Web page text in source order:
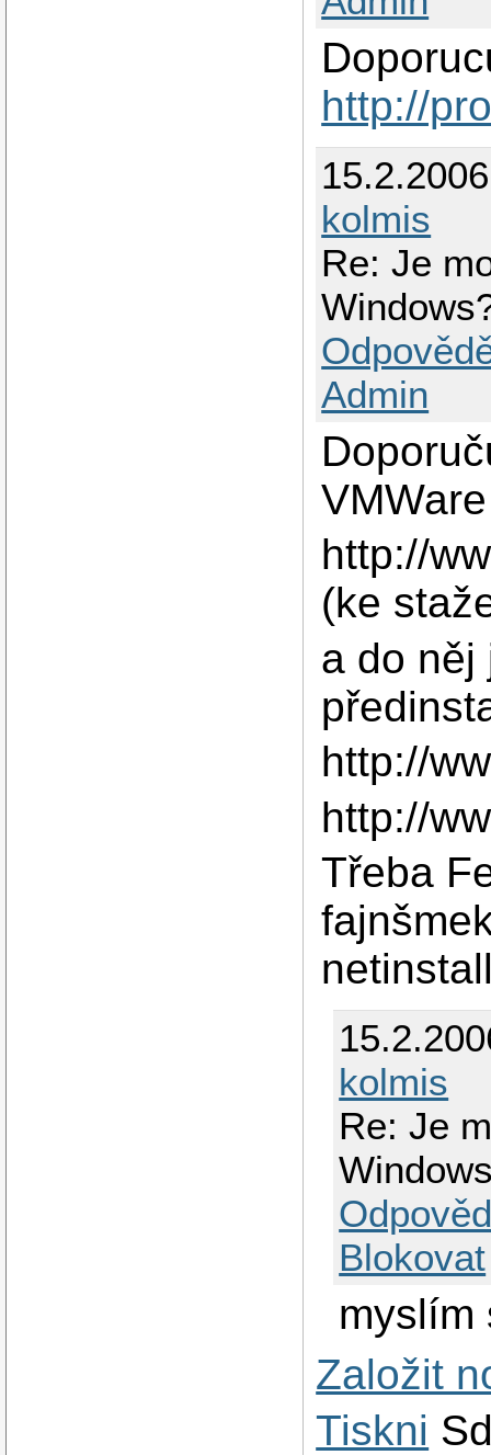
http://
kolmis
Re: Je
Admin
http://
(ke
a do něj
http://
http://
Třeba
kolmis
Re: Je
Blokovat
myslím
Založit
Tiskni